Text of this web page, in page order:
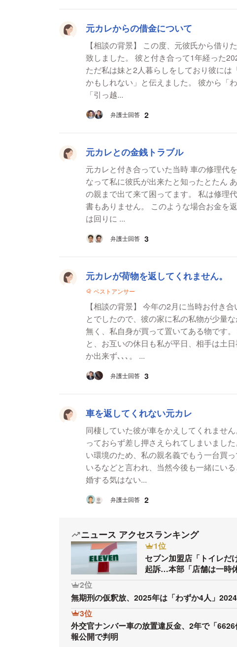
元カレからの借金について
【相談の背景】 この度、元彼氏から借
致しました。 彼と付き合って1年経った
ただ私は妹と2人暮らしをしており彼に
かもしれない」と伝えました。 彼から「
「引っ越...
弁護士回答 2
元カレとの金銭トラブル
元カレと付き合っていた当時 車の修理代
なって私に彼氏が出来たと知ったとたん
の親まで出て来て困ってます。 私は修理代を
書もありません。 このような場合お金を
は回りに ...
弁護士回答 3
元カレが荷物を返してくれません。
ベストアンサー
【相談の背景】 今年の2月に当時お付き
とでしたので、彼の家に私の私物が少量
無く、私自身が買って置いてある物です。 新幹線で２時間以上かかる距離に住んでいるこ
と、お互いの休日も私が平日、相手は土
か出来ず､､､。 ...
弁護士回答 3
車を返してくれない元カレ
同棲していた彼が車をかえしてくれませ
っておらず差し押さえられてしまいまし
い環境のため、私の親名義でもう一台買
いるなどと言われ、当然今後も一緒にい
婚する気はない...
弁護士回答 2
ニュース アクセスランキング
1位
セブン加盟店「トイレだ
起訴…本部「店舗は一時
2位
無期刑の仮釈放、2025年は「わずか4人」
3位
外交官ナンバー車の放置違反金、2年で「
報公開で判明